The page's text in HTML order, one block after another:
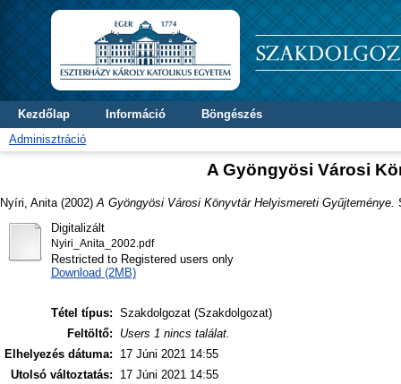
Kezdőlap Információ
Böngészés
Adminisztráció
A Gyöngyösi Városi
Nyíri, Anita (2002) A Gyöngyösi Városi Könyvtár Helyismereti Gyűjteménye.
Digitalizált
Nyiri_Anita_2002.pdf
Restricted to Registered users only
Download (2MB)
Tétel típus: Szakdolgozat (Szakdolgozat)
Feltöltő:
Users 1 nincs találat.
Elhelyezés dátuma:
17 Júni 2021 14:55
Utolsó változtatás:
17 Júni 2021 14:55